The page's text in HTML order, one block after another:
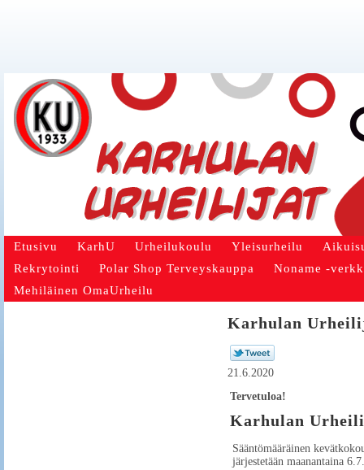
Etusivu KarhU Urheilukoulu Yleisurheilu
Rekrytointi
Polar Shop Terveyskauppa
Noname -
Mehiläinen OmaUrheilu
Karhulan
21.6.2020
Tervetuloa!
Karhulan
Sääntömääräinen
järjestetään maanantaina